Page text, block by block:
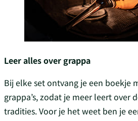
Leer alles over grappa
Bij elke set ontvang je een boekje
grappa’s, zodat je meer leert over
tradities. Voor je het weet ben je